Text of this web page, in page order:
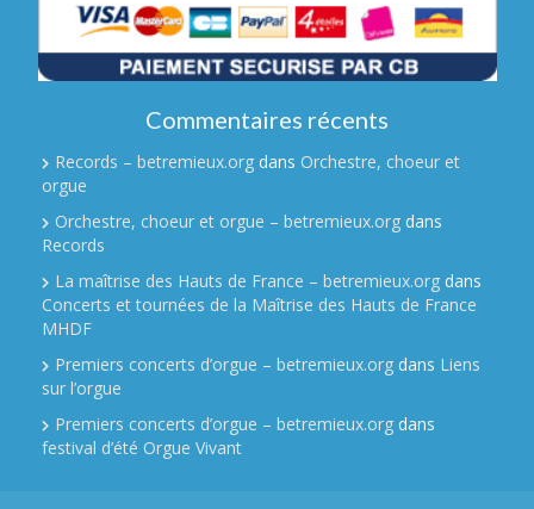
Commentaires récents
Records – betremieux.org dans Orchestre, choeur et
orgue
Orchestre, choeur et orgue – betremieux.org dans
Records
La maîtrise des Hauts de France – betremieux.org dans
Concerts et tournées de la Maîtrise des Hauts de France
MHDF
Premiers concerts d’orgue – betremieux.org dans Liens
sur l’orgue
Premiers concerts d’orgue – betremieux.org dans
festival d’été Orgue Vivant